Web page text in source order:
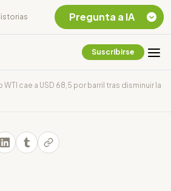
Suscribirse
WTI cae a USD 68,5 por barril tras disminuir la
Pregunta a IA
Chevron Ecuador